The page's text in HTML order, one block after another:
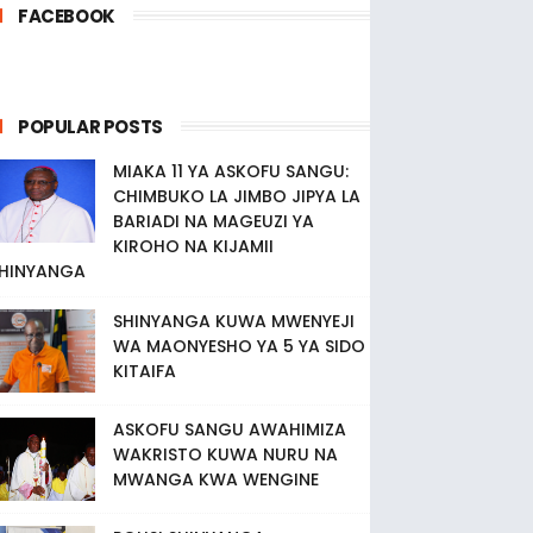
FACEBOOK
POPULAR POSTS
MIAKA 11 YA ASKOFU SANGU:
CHIMBUKO LA JIMBO JIPYA LA
BARIADI NA MAGEUZI YA
KIROHO NA KIJAMII
SHINYANGA KUWA MWENYEJI
WA MAONYESHO YA 5 YA SIDO
KITAIFA
ASKOFU SANGU AWAHIMIZA
WAKRISTO KUWA NURU NA
MWANGA KWA WENGINE